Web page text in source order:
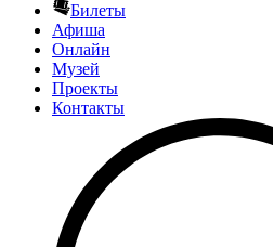
Билеты
Афиша
Онлайн
Музей
Проекты
Контакты